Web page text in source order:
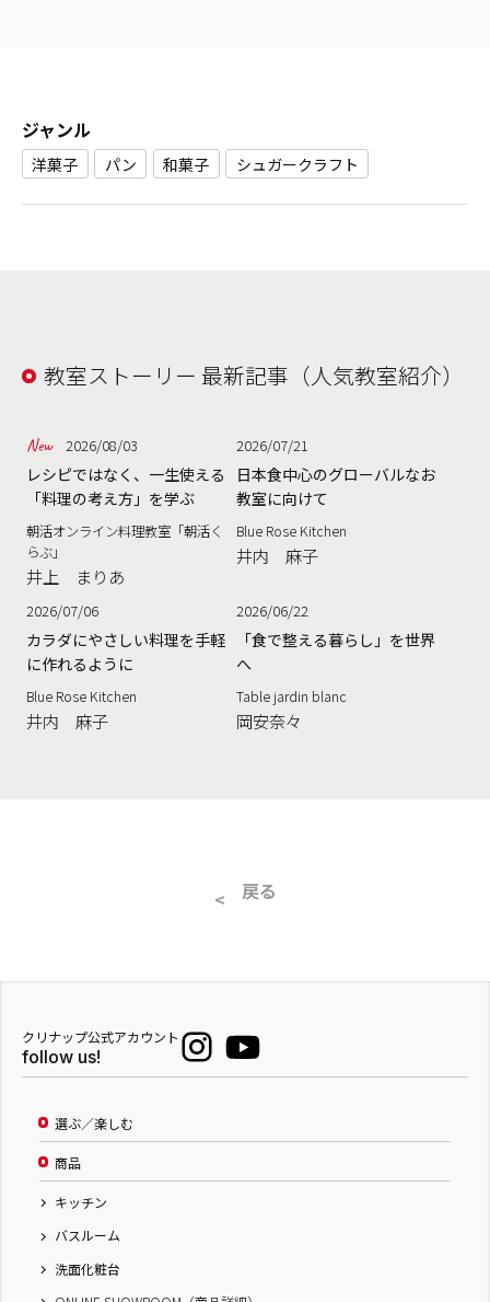
ジャンル
洋菓子 パン 和菓子 シュガークラフト
教室ストーリー 最新記事（人気教室紹介）
2026/08/03
レシピではなく、一生使える
「料理の考え方」を学ぶ
朝活オンライン料理教室「朝活く
らぶ」
井上 まりあ
2026/07/21
日本食中心のグローバルなお
教室に向けて
Blue Rose Kitchen
井内 麻子
2026/07/06
カラダにやさしい料理を手軽
に作れるように
Blue Rose Kitchen
井内 麻子
2026/06/22
「食で整える暮らし」を世界
へ
Table jardin blanc
岡安奈々
戻る
クリナップ公式アカウント
follow us!
選ぶ／楽しむ
商品
キッチン
バスルーム
洗面化粧台